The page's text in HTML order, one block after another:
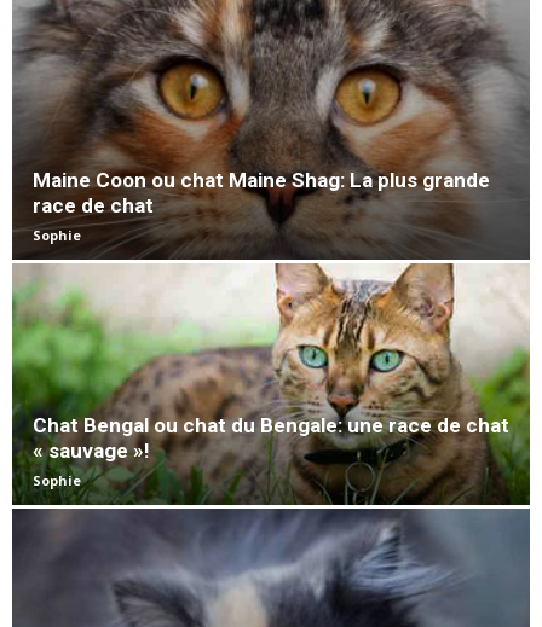
Maine Coon ou chat Maine Shag: La plus grande
race de chat
Sophie
Chat Bengal ou chat du Bengale: une race de chat
« sauvage »!
Sophie